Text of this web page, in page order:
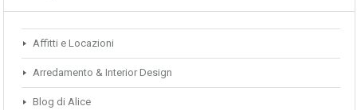
Affitti e Locazioni
Arredamento & Interior Design
Blog di Alice